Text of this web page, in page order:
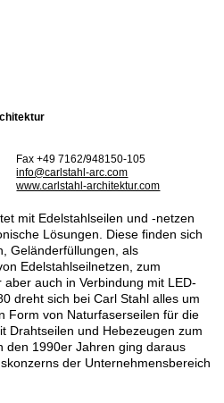
Fax +49 7162/948150-105
info@carlstahl-arc.com
www.carlstahl-architektur.com
mit Edelstahlseilen und -netzen
Lösungen. Diese finden sich
Geländerfüllungen, als
Edelstahlseilnetzen, zum
auch in Verbindung mit LED-
dreht sich bei Carl Stahl alles um
Form von Naturfaserseilen für die
Drahtseilen und Hebezeugen zum
den 1990er Jahren ging daraus
der Unternehmensbereich